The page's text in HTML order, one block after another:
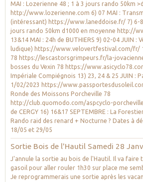
MAI : Lozerienne 48 ; 1 à 3 jours rando 50km
http://www.lozerienne.com 6) 07 MAI :
(intéressant) https://www.laneddoise.fr/ 7) 6-8
jours rando 50km d1000 en moyenne http://
13&14 MAI : 24h de BUTHIERS 9) 02-04 JUIN
ludique) https://www.velovertfestival.com/fr/
78 https://lescastorsgrimpeurs.fr/la-jovacienne
bosses du Vexin 78 https://
Impériale Compiégnois 13) 23, 24 & 25 JUIN :
1/02/2023 https://
Ronde des Moissons Porcheville 78
http://club.quomodo.com/aspcyclo-
de CERGY 16) 16&17 SEPTEMBRE : La
Rando raid des renard + Nocturne ? Dates à
18/05 et 29/05
Sortie Bois de l'Hautil Samedi 28
J'annule la sortie au bois de l'Hautil. Il va faire
gasoil pour aller rouler 1h30 sur place me
Je reprogrammerais une sortie après les